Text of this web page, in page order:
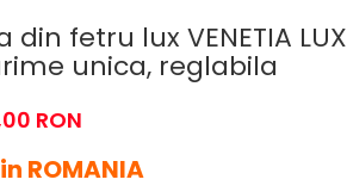
fetru lux VENETIA LUX
unica, reglabila
RON
ROMANIA